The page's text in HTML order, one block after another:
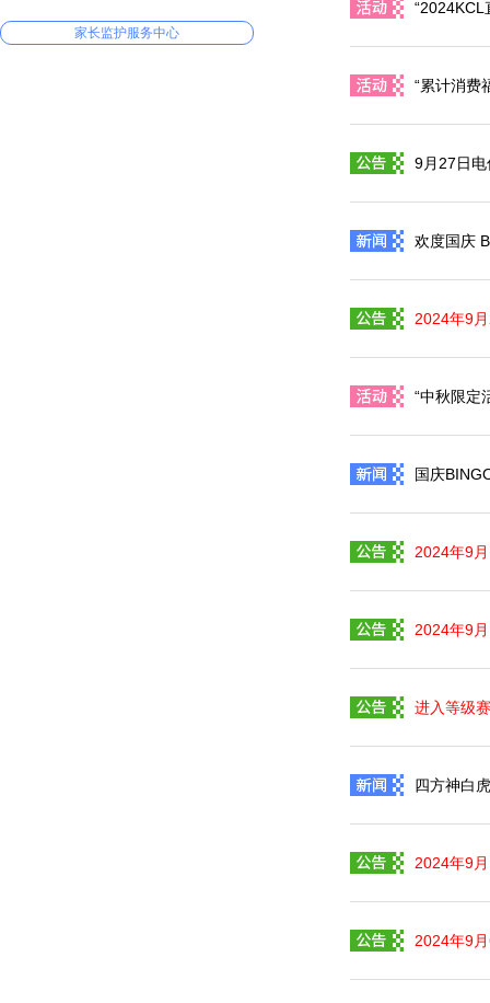
家长监护服务中心
“2024KCL
“累计消费
9月27日
欢度国庆
2024年9
“中秋限定
国庆
2024年9
2024年9
进入等级
四方神白
2024年9
2024年9